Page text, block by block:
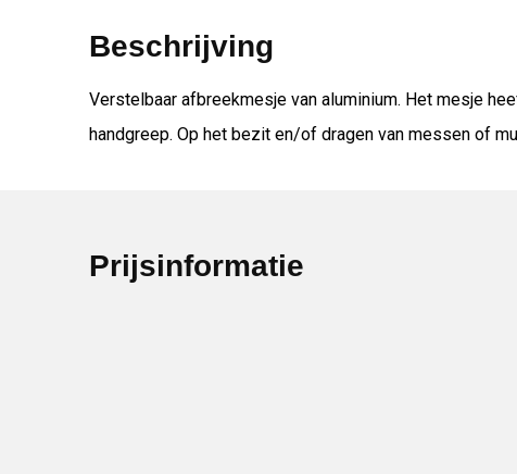
Beschrijving
Verstelbaar afbreekmesje van aluminium. Het mesje
handgreep. Op het bezit en/of dragen van messen of
Prijsinformatie